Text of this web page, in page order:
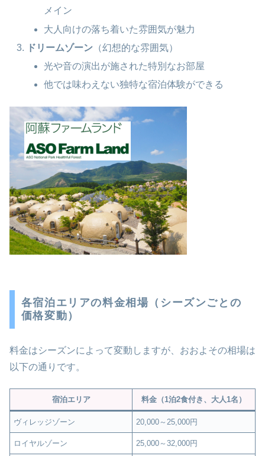
メイン
大人向けの落ち着いた雰囲気が魅力
ドリームゾーン （幻想的な雰囲気）
光や音の演出が施された特別なお部屋
他では味わえない独特な宿泊体験ができる
各宿泊エリアの料金相場（シーズンごとの
価格変動）
料金はシーズンによって変動しますが、おおよその相場は
以下の通りです。
宿泊エリア 料金（1泊2食付き、大人1名）
ヴィレッジゾーン 20,000～25,000円
ロイヤルゾーン 25,000～32,000円